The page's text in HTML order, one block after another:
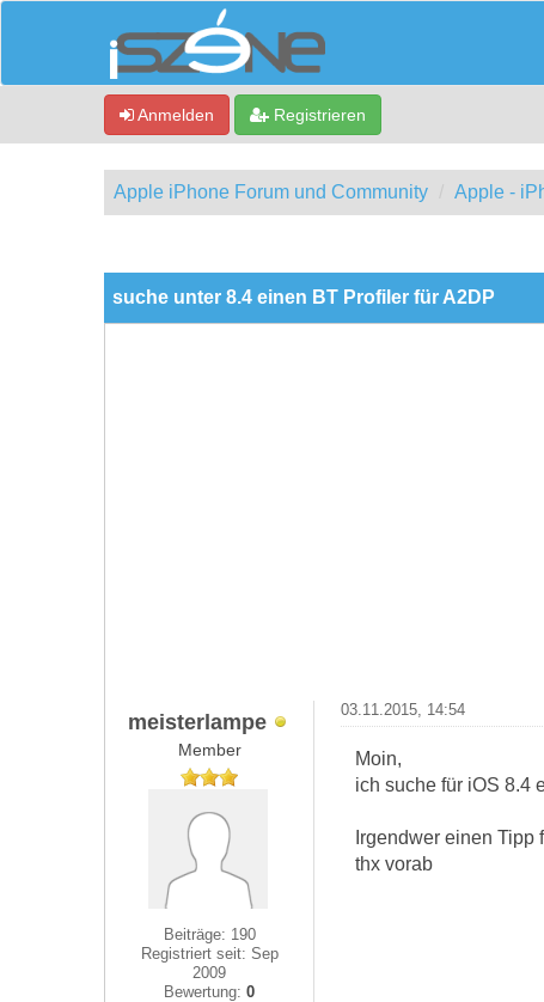
Anmelden Registrieren
Apple iPhone Forum und Community Apple -
suche unter 8.4 einen BT Profiler für A2DP
meisterlampe
Member
Beiträge: 190
Registriert seit: Sep
2009
Bewertung:0
03.11.2015, 14:54
Moin,
ich suche für iOS 8.4
Irgendwer einen Tipp
thx vorab